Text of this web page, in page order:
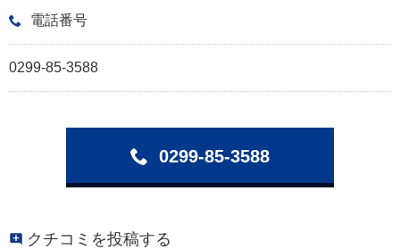
電話番号
0299-85-3588
0299-85-3588
クチコミを投稿する